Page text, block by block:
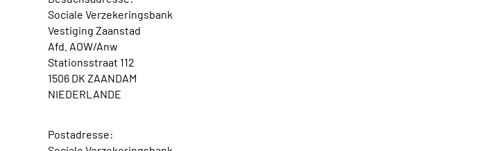
Sociale Verzekeringsbank
Vestiging Zaanstad
Afd. AOW/Anw
Stationsstraat 112
1506 DK ZAANDAM
NIEDERLANDE
Postadresse: